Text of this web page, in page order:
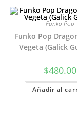
Funko Pop
Funko Pop
Vegeta (Galick
$480.00
Añadir al